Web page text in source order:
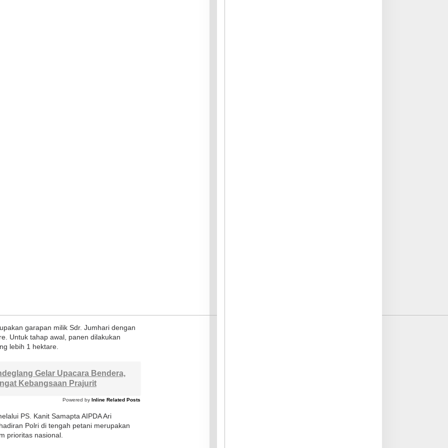
garapan milik Sdr. Jumhari dengan
Untuk tahap awal, panen dilakukan
lebih 1 hektare.
Gelar Upacara Bendera,
Kebangsaan Prajurit
Powered by Inline Related Posts
PS. Kanit Samapta AIPDA Ari
Polri di tengah petani merupakan
prioritas nasional.